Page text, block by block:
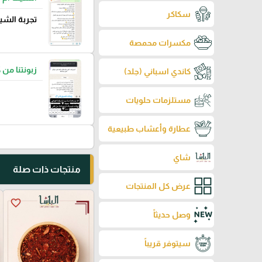
سكاكر
مكسرات محمصة
كاندي اسباني (جلد)
مستلزمات حلويات
عطارة وأعشاب طبيعية
شاي
عرض كل المنتجات
وصل حديثاً
سيتوفر قريباً
تجربة
زبونتنا
منتجات ذات صلة
favorite_border